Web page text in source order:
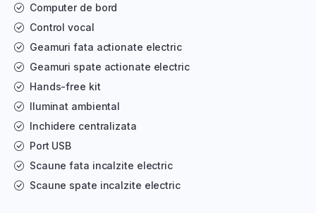
Computer de bord
Control vocal
Geamuri fata actionate electric
Geamuri spate actionate electric
Hands-free kit
Iluminat ambiental
Inchidere centralizata
Port USB
Scaune fata incalzite electric
Scaune spate incalzite electric